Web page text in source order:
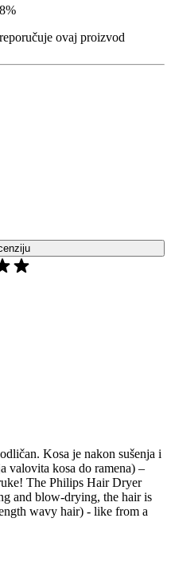
%
ovaj proizvod
Kosa je nakon sušenja i
valovita kosa do ramena) –
The Philips Hair Dryer
and blow-drying, the hair is
wavy hair) - like from a